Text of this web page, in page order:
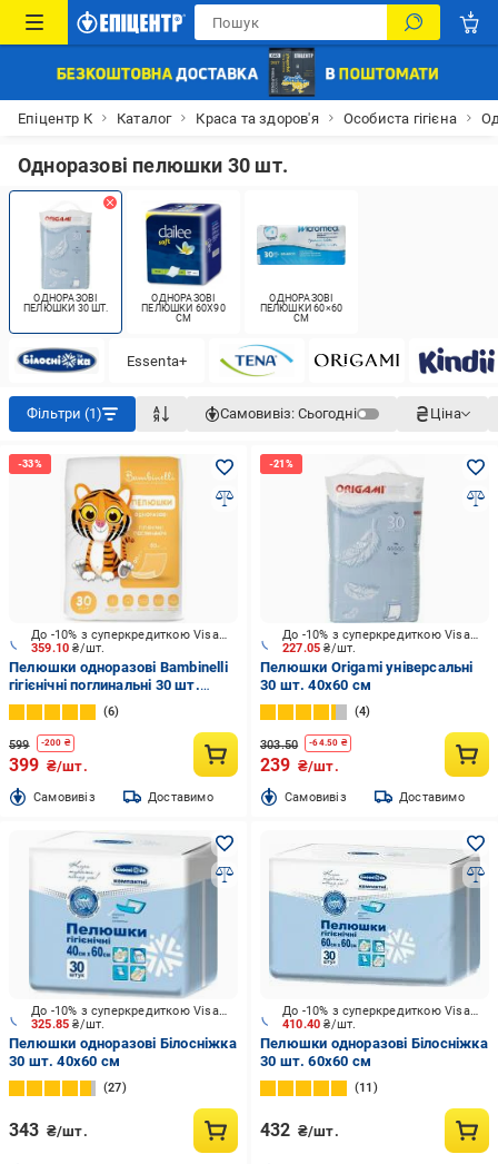
Епіцентр К Каталог Краса та здоров'я Особиста гігієна
Одноразові пелюшки 30 шт.
ОДНОРАЗОВІ
ПЕЛЮШКИ 30 ШТ.
ОДНОРАЗОВІ
ПЕЛЮШКИ 60Х90
СМ
ОДНОРАЗОВІ
ПЕЛЮШКИ 60×60
СМ
Essenta+
Фільтри (1) Самовивіз: Сьогодні Ціна
359.10₴/шт.
До -10% з суперкредиткою Visa Вигода
Пелюшки одноразові Bambinelli
гігієнічні поглинальні 30 шт.
60х90 см білий
6
599 -200 ₴
399 ₴/шт.
Cамовивіз Доставимо
227.05₴/шт.
До -10% з суперкредиткою Visa Вигода
Пелюшки Origami універсальні
30 шт. 40х60 см
4
303.50 -64.50 ₴
239 ₴/шт.
Cамовивіз Доставимо
325.85₴/шт.
До -10% з суперкредиткою Visa Вигода
Пелюшки одноразові Білосніжка
30 шт. 40х60 см
27
343 ₴/шт.
410.40₴/шт.
До -10% з суперкредиткою Visa Вигода
Пелюшки одноразові Білосніжка
30 шт. 60х60 см
11
432 ₴/шт.